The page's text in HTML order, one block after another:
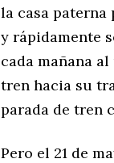
la casa paterna
y rápidamente
cada mañana
tren hacia su
parada de tren
Pero el 21 de